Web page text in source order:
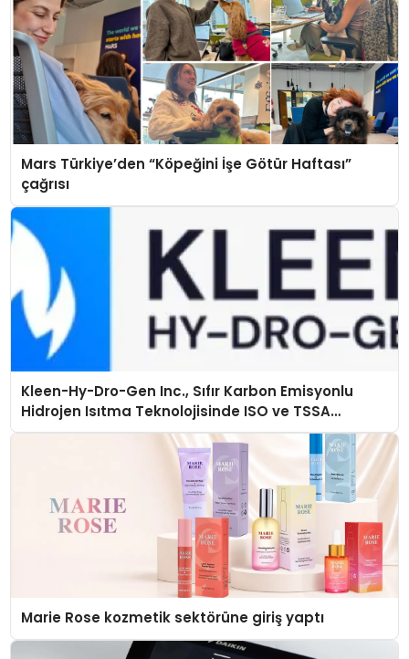
Mars Türkiye’den “Köpeğini İşe Götür Haftası”
çağrısı
Kleen-Hy-Dro-Gen Inc., Sıfır Karbon Emisyonlu
Hidrojen Isıtma Teknolojisinde ISO ve TSSA
Düzenleyici Onaylarını Aldı
Marie Rose kozmetik sektörüne giriş yaptı